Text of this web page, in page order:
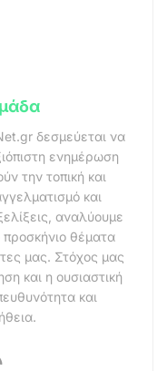
δεσμεύεται να
ενημέρωση
την τοπική και
και
αναλύουμε
θέματα
μας. Στόχος μας
και η ουσιαστική
και